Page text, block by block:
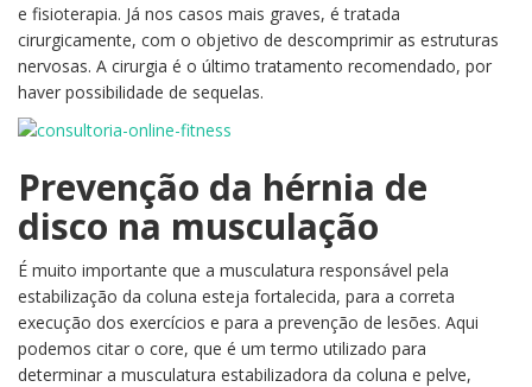
e fisioterapia. Já nos casos mais graves, é tratada
cirurgicamente, com o objetivo de descomprimir as estruturas
nervosas. A cirurgia é o último tratamento recomendado, por
haver possibilidade de sequelas.
Prevenção da hérnia de
disco na musculação
É muito importante que a musculatura responsável pela
estabilização da coluna esteja fortalecida, para a correta
execução dos exercícios e para a prevenção de lesões. Aqui
podemos citar o core, que é um termo utilizado para
determinar a musculatura estabilizadora da coluna e pelve,